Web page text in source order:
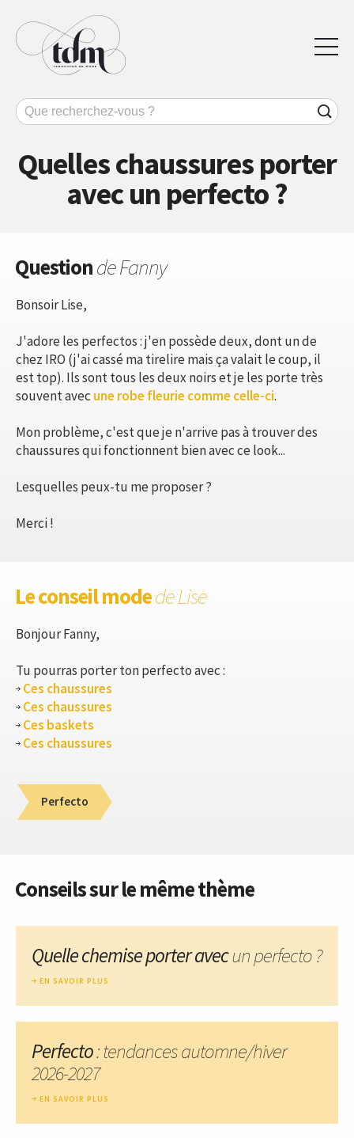
Quelles chaussures porter
avec un perfecto ?
Questionde Fanny
Bonsoir Lise,
J'adore les perfectos : j'en possède deux, dont un de
chez IRO (j'ai cassé ma tirelire mais ça valait le coup, il
est top). Ils sont tous les deux noirs et je les porte très
souvent avec une robe fleurie comme celle-ci.
Mon problème, c'est que je n'arrive pas à trouver des
chaussures qui fonctionnent bien avec ce look...
Lesquelles peux-tu me proposer ?
Merci !
Le conseil modede Lise
Bonjour Fanny,
Tu pourras porter ton perfecto avec :
Ces chaussures
Ces chaussures
Ces baskets
Ces chaussures
Perfecto
Conseils sur le même thème
Quelle chemise porter avecun perfecto ?
EN SAVOIR PLUS
Perfecto: tendances automne/hiver
2026-2027
EN SAVOIR PLUS